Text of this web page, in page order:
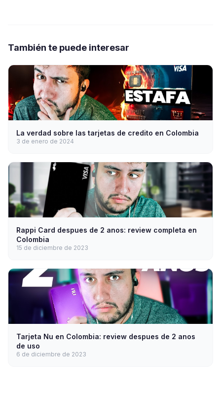
También te puede interesar
La verdad sobre las tarjetas de credito en Colombia
3 de enero de 2024
Rappi Card despues de 2 anos: review completa en
Colombia
15 de diciembre de 2023
Tarjeta Nu en Colombia: review despues de 2 anos
de uso
6 de diciembre de 2023